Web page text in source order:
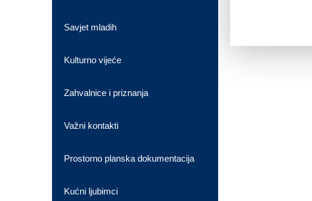
Savjet mladih
Kulturno vijeće
Zahvalnice i priznanja
Važni kontakti
Prostorno planska dokumentacija
Kućni ljubimci